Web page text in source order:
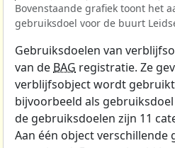
Bovenstaande grafiek toont het
gebruiksdoel voor de buurt
Gebruiksdoelen van
van deBAG registratie. Ze
verblijfsobject wordt
bijvoorbeeld als
de gebruiksdoelen zijn 11
Aan één object